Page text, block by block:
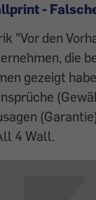
-
"Vor den
die
gezeigt
4 Wall.